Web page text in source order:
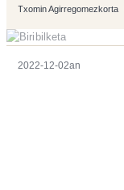
Txomin Agirregomezkorta
2022-12-02an